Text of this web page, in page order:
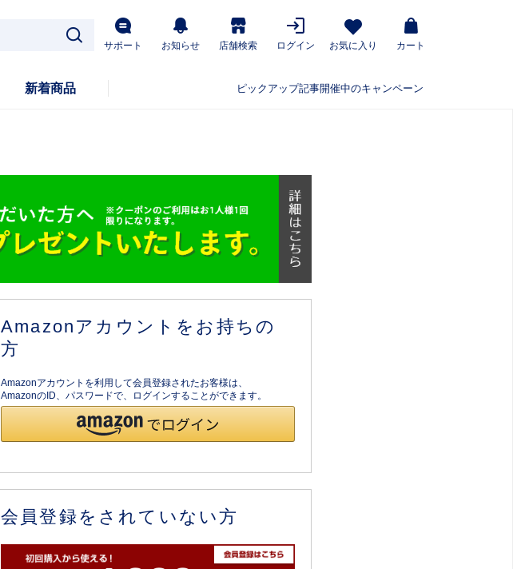
サポート お知らせ 店舗検索 ログイン お気に入り カート
新着商品 ピックアップ記事開催中のキャンペーン
Amazonアカウントをお持ちの
方
Amazonアカウントを利用して会員登録されたお客様は、
AmazonのID、パスワードで、ログインすることができます。
会員登録をされていない方